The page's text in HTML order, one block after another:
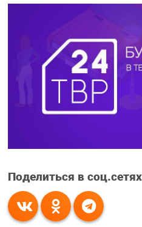
Поделиться в соц.сетях